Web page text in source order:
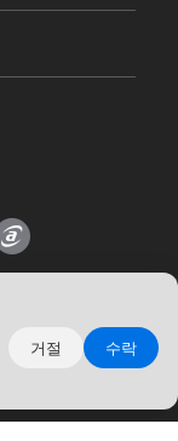
거절 수락